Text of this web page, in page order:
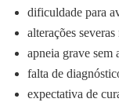
dificuldade para
alterações
apneia grave sem
falta de
expectativa de